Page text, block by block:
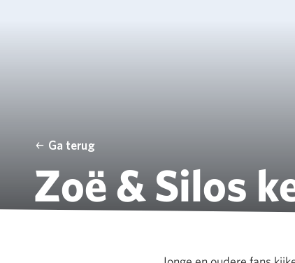
Ga terug
Zoë & Silos